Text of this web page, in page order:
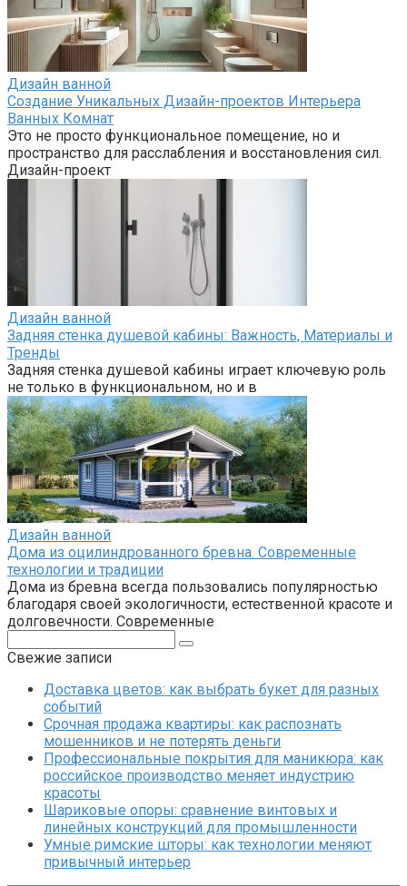
Дизайн ванной
Создание Уникальных Дизайн-проектов Интерьера
Ванных Комнат
Это не просто функциональное помещение, но и
пространство для расслабления и восстановления сил.
Дизайн-проект
Дизайн ванной
Задняя стенка душевой кабины: Важность, Материалы и
Тренды
Задняя стенка душевой кабины играет ключевую роль
не только в функциональном, но и в
Дизайн ванной
Дома из оцилиндрованного бревна. Современные
технологии и традиции
Дома из бревна всегда пользовались популярностью
благодаря своей экологичности, естественной красоте и
долговечности. Современные
Свежие записи
Доставка цветов: как выбрать букет для разных
событий
Срочная продажа квартиры: как распознать
мошенников и не потерять деньги
Профессиональные покрытия для маникюра: как
российское производство меняет индустрию
красоты
Шариковые опоры: сравнение винтовых и
линейных конструкций для промышленности
Умные римские шторы: как технологии меняют
привычный интерьер